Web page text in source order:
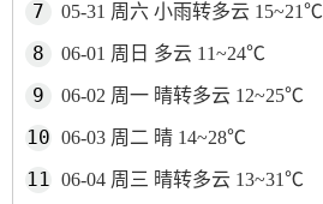
05-31 周六 小雨转多云 15~21℃
06-01 周日 多云 11~24℃
06-02 周一 晴转多云 12~25℃
06-03 周二 晴 14~28℃
06-04 周三 晴转多云 13~31℃